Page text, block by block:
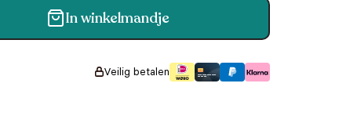
aantal In winkelmandje
Veilig betalen